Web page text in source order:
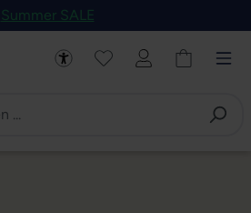
Plattform springen
Summer SALE